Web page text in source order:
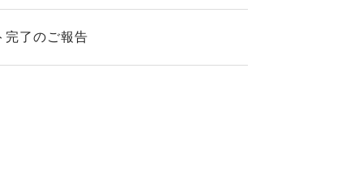
完了のご報告